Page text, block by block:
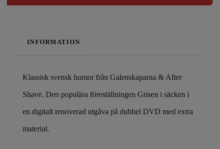
INFORMATION
Klassisk svensk humor från Galenskaparna & After
Shave. Den populära föreställningen Grisen i säcken i
en digitalt renoverad utgåva på dubbel DVD med extra
material.